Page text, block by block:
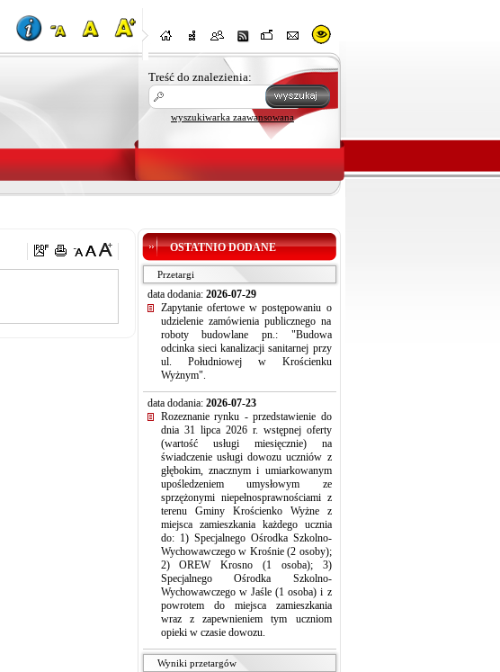
Treść do znalezienia:
wyszukiwarka zaawansowana
OSTATNIO DODANE
Przetargi
data dodania: 2026-07-29
Zapytanie ofertowe w postępowaniu o
udzielenie zamówienia publicznego na
roboty budowlane pn.: "Budowa
odcinka sieci kanalizacji sanitarnej przy
ul. Południowej w Krościenku
Wyżnym".
data dodania: 2026-07-23
Rozeznanie rynku - przedstawienie do
dnia 31 lipca 2026 r. wstępnej oferty
(wartość usługi miesięcznie) na
świadczenie usługi dowozu uczniów z
głębokim, znacznym i umiarkowanym
upośledzeniem umysłowym ze
sprzężonymi niepełnosprawnościami z
terenu Gminy Krościenko Wyżne z
miejsca zamieszkania każdego ucznia
do: 1) Specjalnego Ośrodka Szkolno-
Wychowawczego w Krośnie (2 osoby);
2) OREW Krosno (1 osoba); 3)
Specjalnego Ośrodka Szkolno-
Wychowawczego w Jaśle (1 osoba) i z
powrotem do miejsca zamieszkania
wraz z zapewnieniem tym uczniom
opieki w czasie dowozu.
Wyniki przetargów